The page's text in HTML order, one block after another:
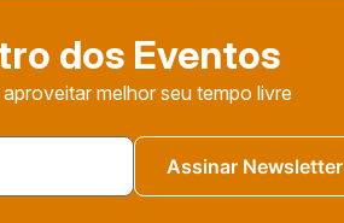
dos Eventos
melhor seu tempo livre
Assinar Newsletter